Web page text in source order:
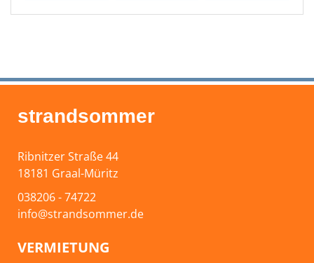
strandsommer
Ribnitzer Straße 44
18181 Graal-Müritz
038206 - 74722
info@strandsommer.de
VERMIETUNG